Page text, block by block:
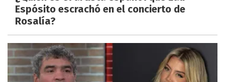
Espósito escrachó en el concierto de
Rosalía?